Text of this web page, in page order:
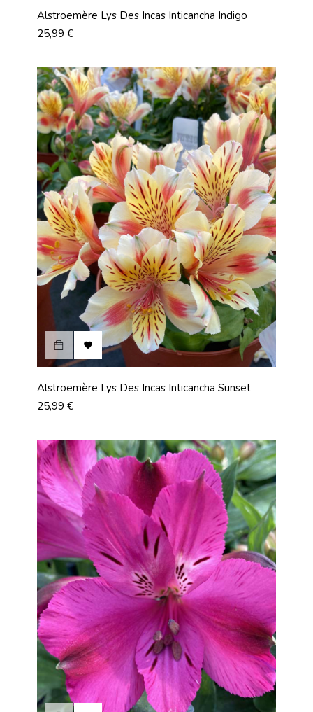
Alstroemère Lys Des Incas Inticancha Indigo
Prix
25,99 €

Alstroemère Lys Des Incas Inticancha Sunset
Prix
25,99 €